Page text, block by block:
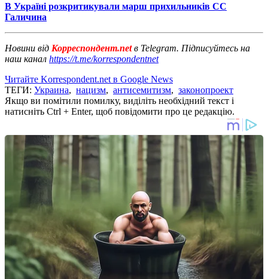
В Україні розкритикували марш прихильників СС
Галичина
Новини від Корреспондент.netв Telegram. Підписуйтесь на
наш канал https://t.me/korrespondentnet
Читайте Korrespondent.net в Google News
ТЕГИ: Украина, нацизм, антисемитизм, законопроект
Якщо ви помітили помилку, виділіть необхідний текст і
натисніть Ctrl + Enter, щоб повідомити про це редакцію.